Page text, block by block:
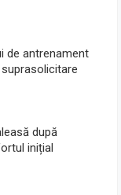
de antrenament
după
inițial